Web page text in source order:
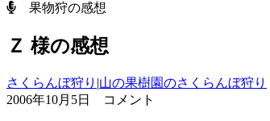
果物狩の感想
Ｚ 様の感想
さくらんぼ狩り |山の果樹園のさくらんぼ狩り
2006年10月5日 コメント